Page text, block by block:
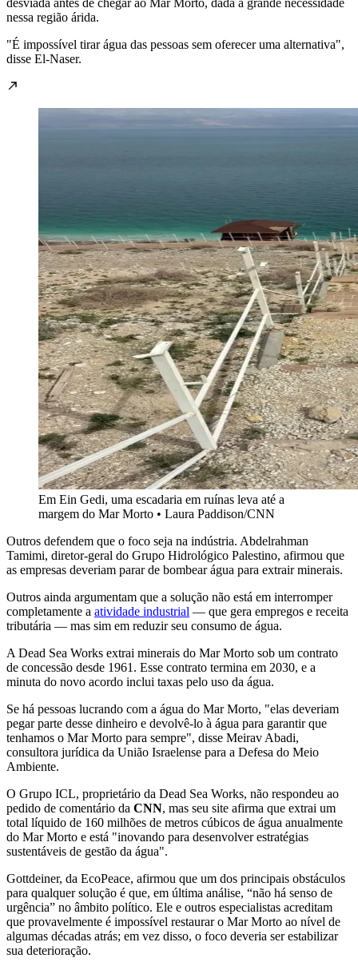
desviada antes de chegar ao Mar Morto, dada a grande necessidade
nessa região árida.
"É impossível tirar água das pessoas sem oferecer uma alternativa",
disse El-Naser.
Em Ein Gedi, uma escadaria em ruínas leva até a
margem do Mar Morto • Laura Paddison/CNN
Outros defendem que o foco seja na indústria. Abdelrahman
Tamimi, diretor-geral do Grupo Hidrológico Palestino, afirmou que
as empresas deveriam parar de bombear água para extrair minerais.
Outros ainda argumentam que a solução não está em interromper
completamente a atividade industrial — que gera empregos e receita
tributária — mas sim em reduzir seu consumo de água.
A Dead Sea Works extrai minerais do Mar Morto sob um contrato
de concessão desde 1961. Esse contrato termina em 2030, e a
minuta do novo acordo inclui taxas pelo uso da água.
Se há pessoas lucrando com a água do Mar Morto, "elas deveriam
pegar parte desse dinheiro e devolvê-lo à água para garantir que
tenhamos o Mar Morto para sempre", disse Meirav Abadi,
consultora jurídica da União Israelense para a Defesa do Meio
Ambiente.
O Grupo ICL, proprietário da Dead Sea Works, não respondeu ao
pedido de comentário da CNN, mas seu site afirma que extrai um
total líquido de 160 milhões de metros cúbicos de água anualmente
do Mar Morto e está "inovando para desenvolver estratégias
sustentáveis ​​de gestão da água".
Gottdeiner, da EcoPeace, afirmou que um dos principais obstáculos
para qualquer solução é que, em última análise, “não há senso de
urgência” no âmbito político. Ele e outros especialistas acreditam
que provavelmente é impossível restaurar o Mar Morto ao nível de
algumas décadas atrás; em vez disso, o foco deveria ser estabilizar
sua deterioração.